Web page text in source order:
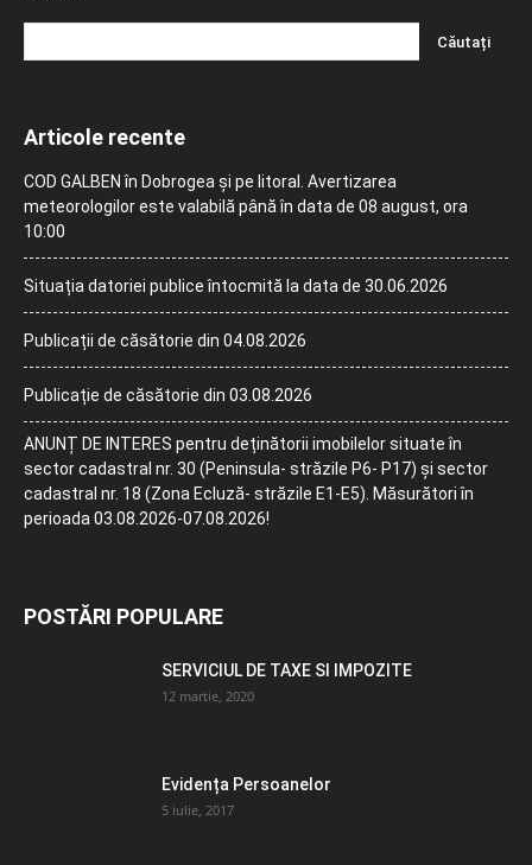
Articole recente
COD GALBEN în Dobrogea și pe litoral. Avertizarea
meteorologilor este valabilă până în data de 08 august, ora
10:00
Situația datoriei publice întocmită la data de 30.06.2026
Publicații de căsătorie din 04.08.2026
Publicație de căsătorie din 03.08.2026
ANUNȚ DE INTERES pentru deținătorii imobilelor situate în
sector cadastral nr. 30 (Peninsula- străzile P6- P17) și sector
cadastral nr. 18 (Zona Ecluză- străzile E1-E5). Măsurători în
perioada 03.08.2026-07.08.2026!
POSTĂRI POPULARE
SERVICIUL DE TAXE SI IMPOZITE
12 martie, 2020
Evidența Persoanelor
5 iulie, 2017